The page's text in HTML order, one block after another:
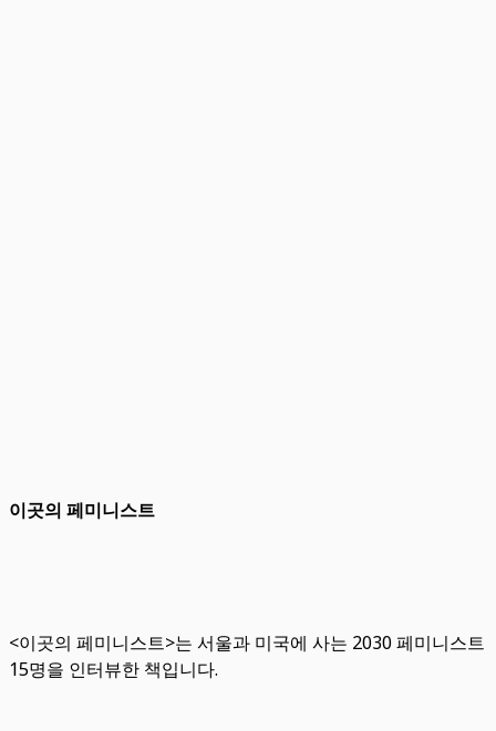
이곳의 페미니스트
<이곳의 페미니스트>는 서울과 미국에 사는 2030 페미니스트
15명을 인터뷰한 책입니다.